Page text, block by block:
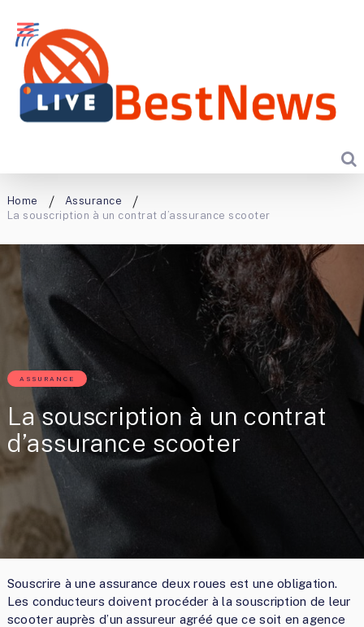
Home
Assurance
La souscription à un contrat d’assurance scooter
ASSURANCE
La souscription à un contrat
d’assurance scooter
Souscrire à une assurance deux roues est une obligation.
Les conducteurs doivent procéder à la souscription de leur
scooter auprès d’un assureur agréé que ce soit en agence